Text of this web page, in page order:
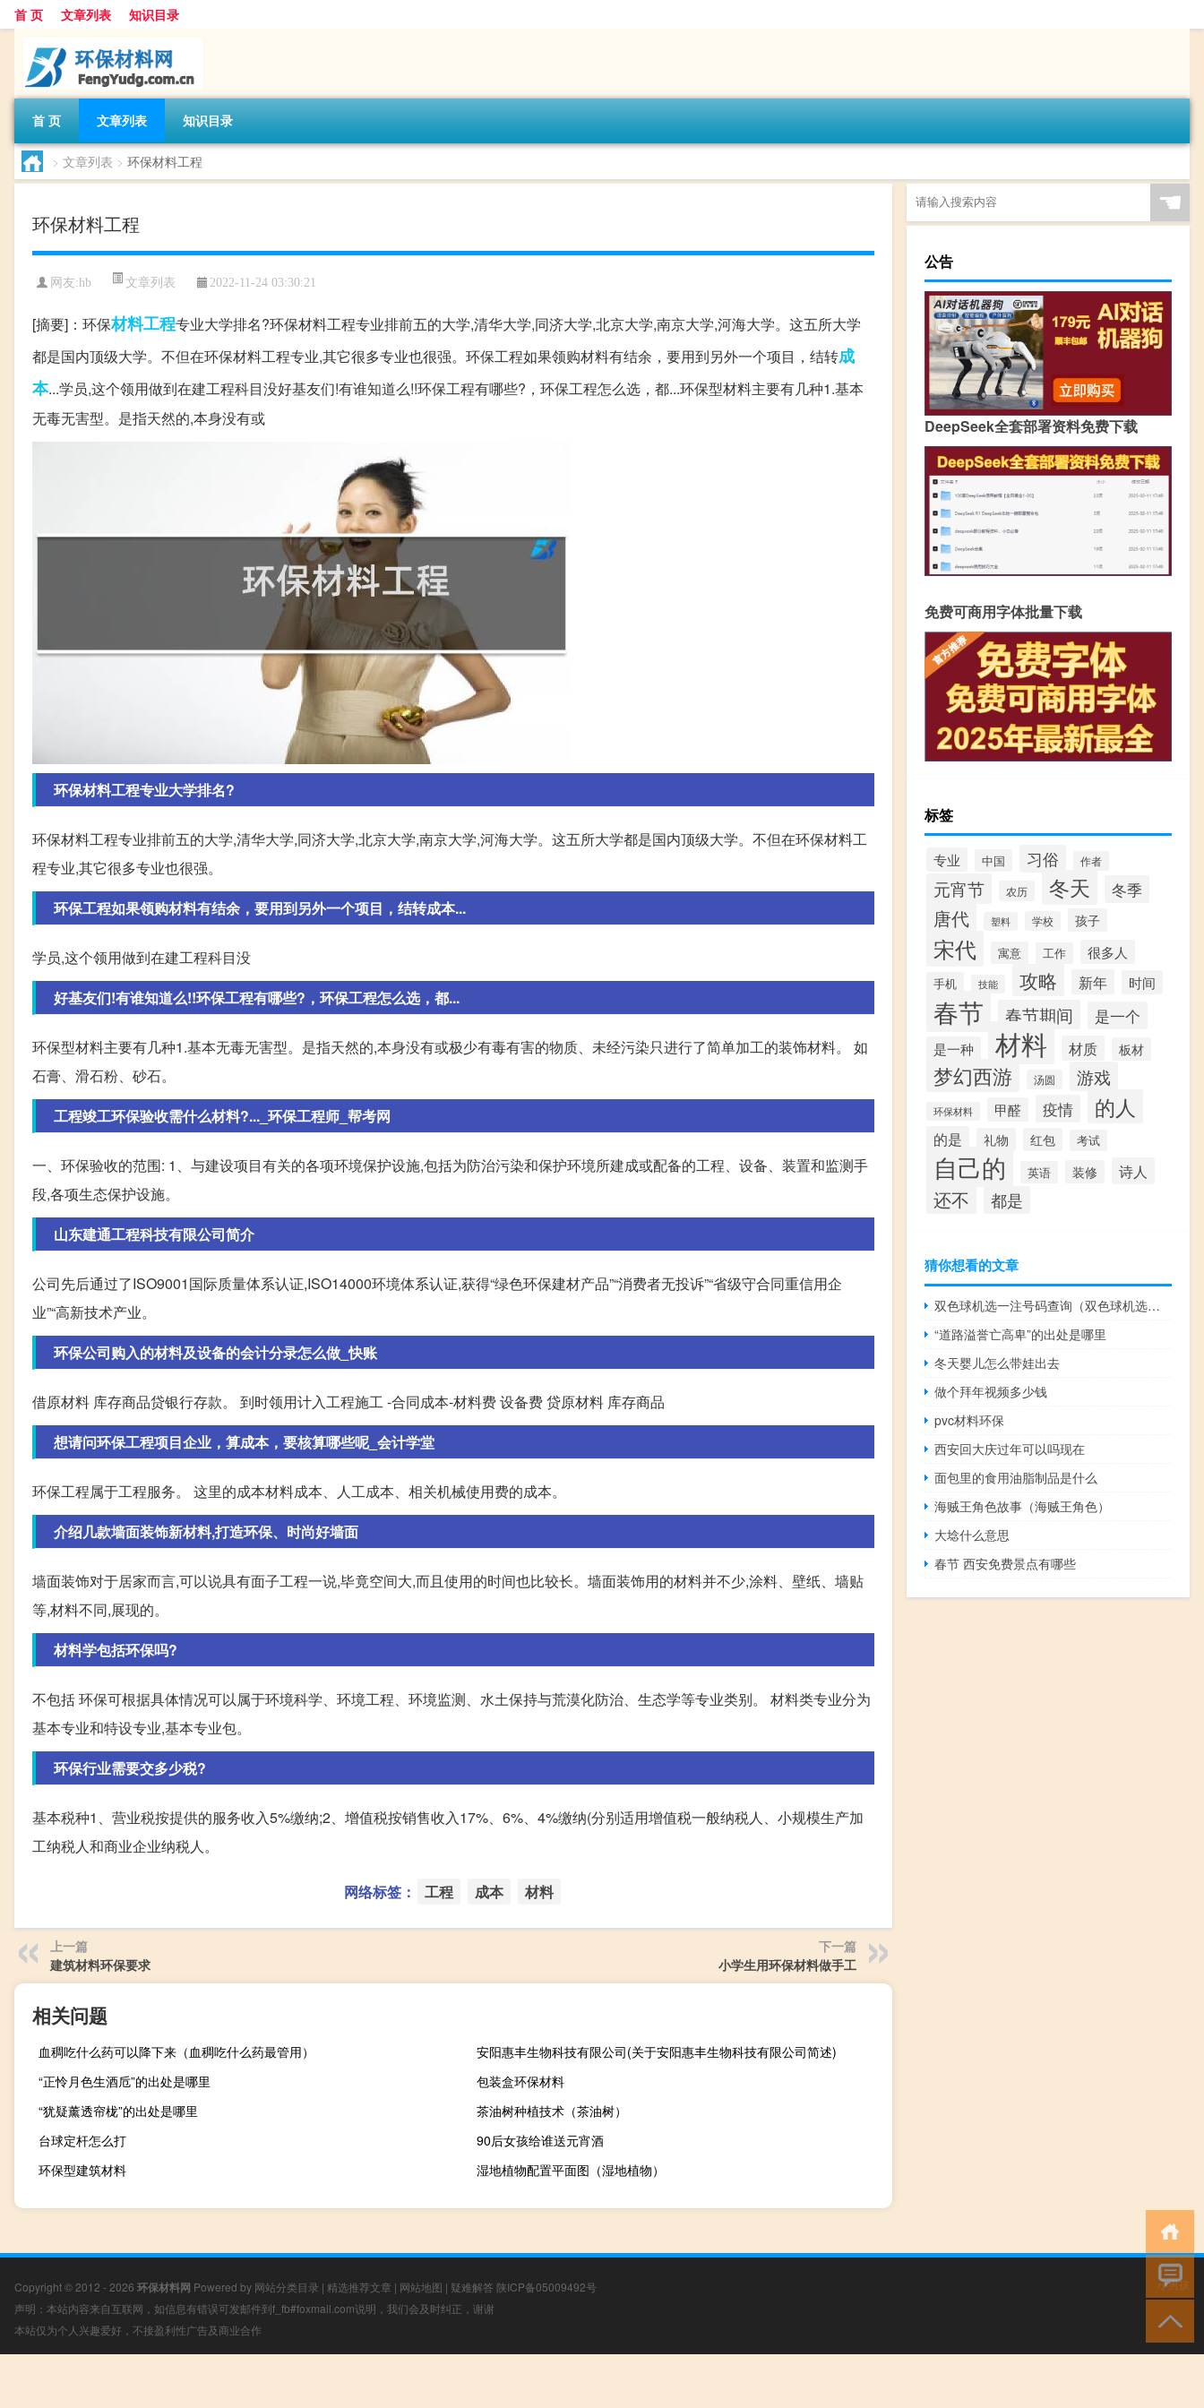
首 页 文章列表 知识目录
首 页 文章列表 知识目录
> 文章列表 > 环保材料工程
环保材料工程
网友:hb 文章列表 2022-11-24 03:30:21
[摘要]：环保材料工程专业大学排名?环保材料工程专业排前五的大学,清华大学,同济大学,北京大学,南京大学,河海大学。这五所大学
都是国内顶级大学。不但在环保材料工程专业,其它很多专业也很强。环保工程如果领购材料有结余，要用到另外一个项目，结转成
本...学员,这个领用做到在建工程科目没好基友们!有谁知道么!!环保工程有哪些?，环保工程怎么选，都...环保型材料主要有几种1.基本
无毒无害型。是指天然的,本身没有或
环保材料工程专业大学排名?
环保材料工程专业排前五的大学,清华大学,同济大学,北京大学,南京大学,河海大学。这五所大学都是国内顶级大学。不但在环保材料工
程专业,其它很多专业也很强。
环保工程如果领购材料有结余，要用到另外一个项目，结转成本...
学员,这个领用做到在建工程科目没
好基友们!有谁知道么!!环保工程有哪些?，环保工程怎么选，都...
环保型材料主要有几种1.基本无毒无害型。是指天然的,本身没有或极少有毒有害的物质、未经污染只进行了简单加工的装饰材料。 如
石膏、滑石粉、砂石。
工程竣工环保验收需什么材料?..._环保工程师_帮考网
一、环保验收的范围: 1、与建设项目有关的各项环境保护设施,包括为防治污染和保护环境所建成或配备的工程、设备、装置和监测手
段,各项生态保护设施。
山东建通工程科技有限公司简介
公司先后通过了ISO9001国际质量体系认证,ISO14000环境体系认证,获得“绿色环保建材产品”“消费者无投诉”“省级守合同重信用企
业”“高新技术产业。
环保公司购入的材料及设备的会计分录怎么做_快账
借原材料 库存商品贷银行存款。 到时领用计入工程施工 -合同成本-材料费 设备费 贷原材料 库存商品
想请问环保工程项目企业，算成本，要核算哪些呢_会计学堂
环保工程属于工程服务。 这里的成本材料成本、人工成本、相关机械使用费的成本。
介绍几款墙面装饰新材料,打造环保、时尚好墙面
墙面装饰对于居家而言,可以说具有面子工程一说,毕竟空间大,而且使用的时间也比较长。墙面装饰用的材料并不少,涂料、壁纸、墙贴
等,材料不同,展现的。
材料学包括环保吗?
不包括 环保可根据具体情况可以属于环境科学、环境工程、环境监测、水土保持与荒漠化防治、生态学等专业类别。 材料类专业分为
基本专业和特设专业,基本专业包。
环保行业需要交多少税?
基本税种1、营业税按提供的服务收入5%缴纳;2、增值税按销售收入17%、6%、4%缴纳(分别适用增值税一般纳税人、小规模生产加
工纳税人和商业企业纳税人。
网络标签： 工程 成本 材料
上一篇
建筑材料环保要求
下一篇
小学生用环保材料做手工
相关问题
血稠吃什么药可以降下来（血稠吃什么药最管用）
安阳惠丰生物科技有限公司(关于安阳惠丰生物科技有限公司简述)
“正怜月色生酒卮”的出处是哪里
包装盒环保材料
“犹疑薰透帘栊”的出处是哪里
茶油树种植技术（茶油树）
台球定杆怎么打
90后女孩给谁送元宵酒
环保型建筑材料
湿地植物配置平面图（湿地植物）
☚
公告
DeepSeek全套部署资料免费下载
免费可商用字体批量下载
标签
专业 中国 习俗 作者
元宵节 农历 冬天 冬季
唐代 塑料 学校 孩子
宋代 寓意 工作 很多人
手机 技能 攻略 新年 时间
春节 春节期间 是一个
是一种 材料 材质 板材
梦幻西游 汤圆 游戏
环保材料 甲醛 疫情 的人
的是 礼物 红包 考试
自己的 英语 装修 诗人
还不 都是
猜你想看的文章
双色球机选一注号码查询（双色球机选一注号码）
“道路溢誉亡高卑”的出处是哪里
冬天婴儿怎么带娃出去
做个拜年视频多少钱
pvc材料环保
西安回大庆过年可以吗现在
面包里的食用油脂制品是什么
海贼王角色故事（海贼王角色）
大埝什么意思
春节 西安免费景点有哪些
Copyright © 2012 - 2026 环保材料网 Powered by 网站分类目录 | 精选推荐文章 | 网站地图 | 疑难解答 陕ICP备05009492号
声明：本站内容来自互联网，如信息有错误可发邮件到f_fb#foxmail.com说明，我们会及时纠正，谢谢
本站仅为个人兴趣爱好，不接盈利性广告及商业合作
小男孩